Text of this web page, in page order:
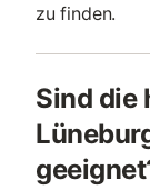
zu finden.
Sind die